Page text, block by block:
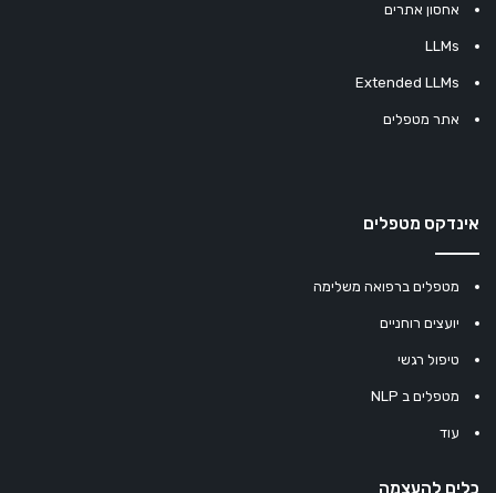
אחסון אתרים
LLMs
Extended LLMs
אתר מטפלים
אינדקס מטפלים
מטפלים ברפואה משלימה
יועצים רוחניים
טיפול רגשי
מטפלים ב NLP
עוד
כלים להעצמה